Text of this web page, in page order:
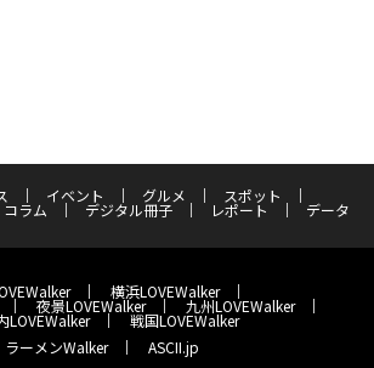
イベント グルメ スポット
コラム デジタル冊子 レポート データ
横浜LOVEWalker
夜景LOVEWalker 九州LOVEWalker
LOVEWalker
戦国LOVEWalker
ラーメンWalker
ASCII.jp